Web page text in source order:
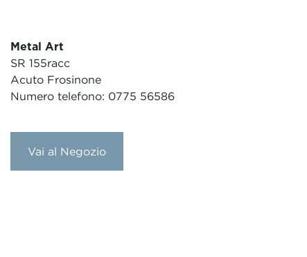
Metal Art
SR 155racc
Acuto Frosinone
Numero telefono: 0775 56586
Vai al Negozio